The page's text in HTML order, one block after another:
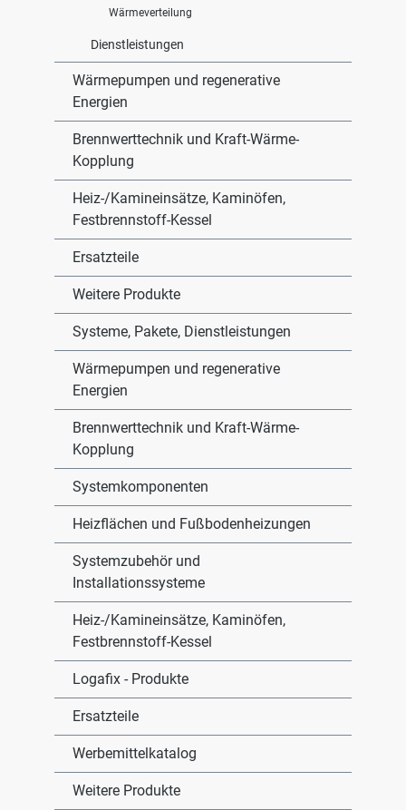
Wärmeverteilung
Dienstleistungen
Wärmepumpen und regenerative
Energien
Brennwerttechnik und Kraft-Wärme-
Kopplung
Heiz-/Kamineinsätze, Kaminöfen,
Festbrennstoff-Kessel
Ersatzteile
Weitere Produkte
Systeme, Pakete, Dienstleistungen
Wärmepumpen und regenerative
Energien
Brennwerttechnik und Kraft-Wärme-
Kopplung
Systemkomponenten
Heizflächen und Fußbodenheizungen
Systemzubehör und
Installationssysteme
Heiz-/Kamineinsätze, Kaminöfen,
Festbrennstoff-Kessel
Logafix - Produkte
Ersatzteile
Werbemittelkatalog
Weitere Produkte